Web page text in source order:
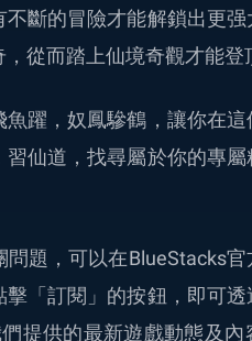
斷的冒險才能解鎖出更强
從而踏上仙境奇觀才能登
躍，奴鳳驂鶴，讓你在這
仙道，找尋屬於你的專屬
題，可以在BlueStacks官
「訂閱」的按鈕，即可透
提供的最新遊戲動態及內